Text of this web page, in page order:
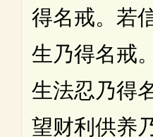
得名戒。若
生乃得名戒
生法忍乃得
望财利供养